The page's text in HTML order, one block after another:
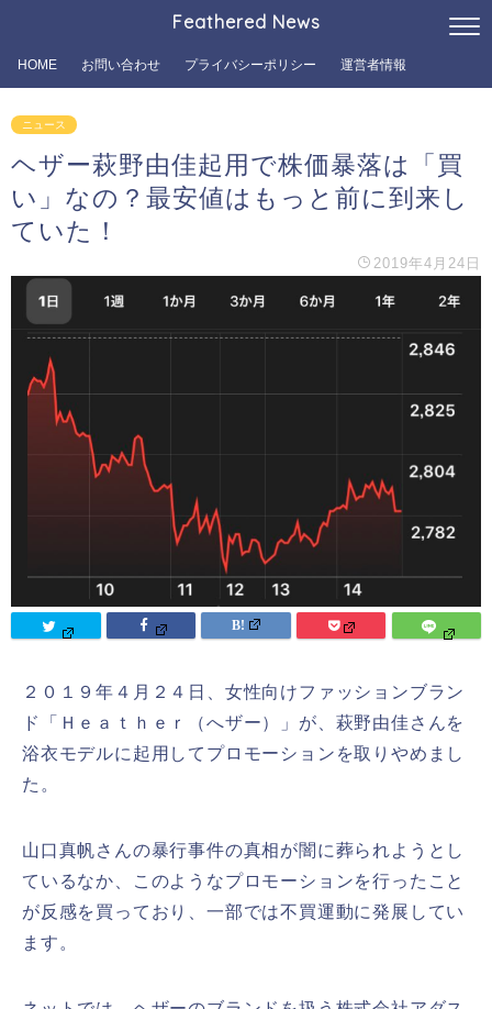
Feathered News
HOME お問い合わせ プライバシーポリシー 運営者情報
ニュース
ヘザー萩野由佳起用で株価暴落は「買
い」なの？最安値はもっと前に到来し
ていた！
2019年4月24日
２０１９年４月２４日、女性向けファッションブラン
ド「
Ｈｅａｔｈｅｒ（へザー）」が、萩野由佳さんを
浴衣モデルに起用してプロモーションを取りやめまし
た。
山口真帆さんの暴行事件の真相が闇に葬られようとし
ているなか、このようなプロモーションを行ったこと
が反感を買っており、一部では不買運動に発展してい
ます。